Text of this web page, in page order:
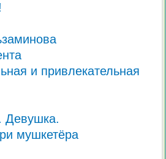
и привлекательная
Девушка.
мушкетёра